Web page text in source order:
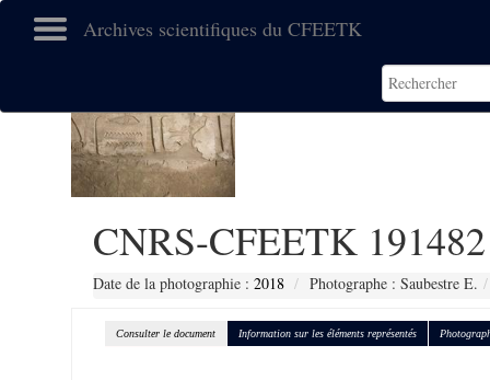
Archives scientifiques du CFEETK
CNRS-CFEETK 191482
Date de la photographie : 2018 Photographe : Saubestre E.
Consulter le document Information sur les éléments représentés